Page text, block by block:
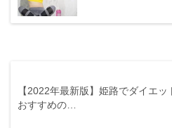
【2022年最新版】姫路でダイエッ
おすすめの…